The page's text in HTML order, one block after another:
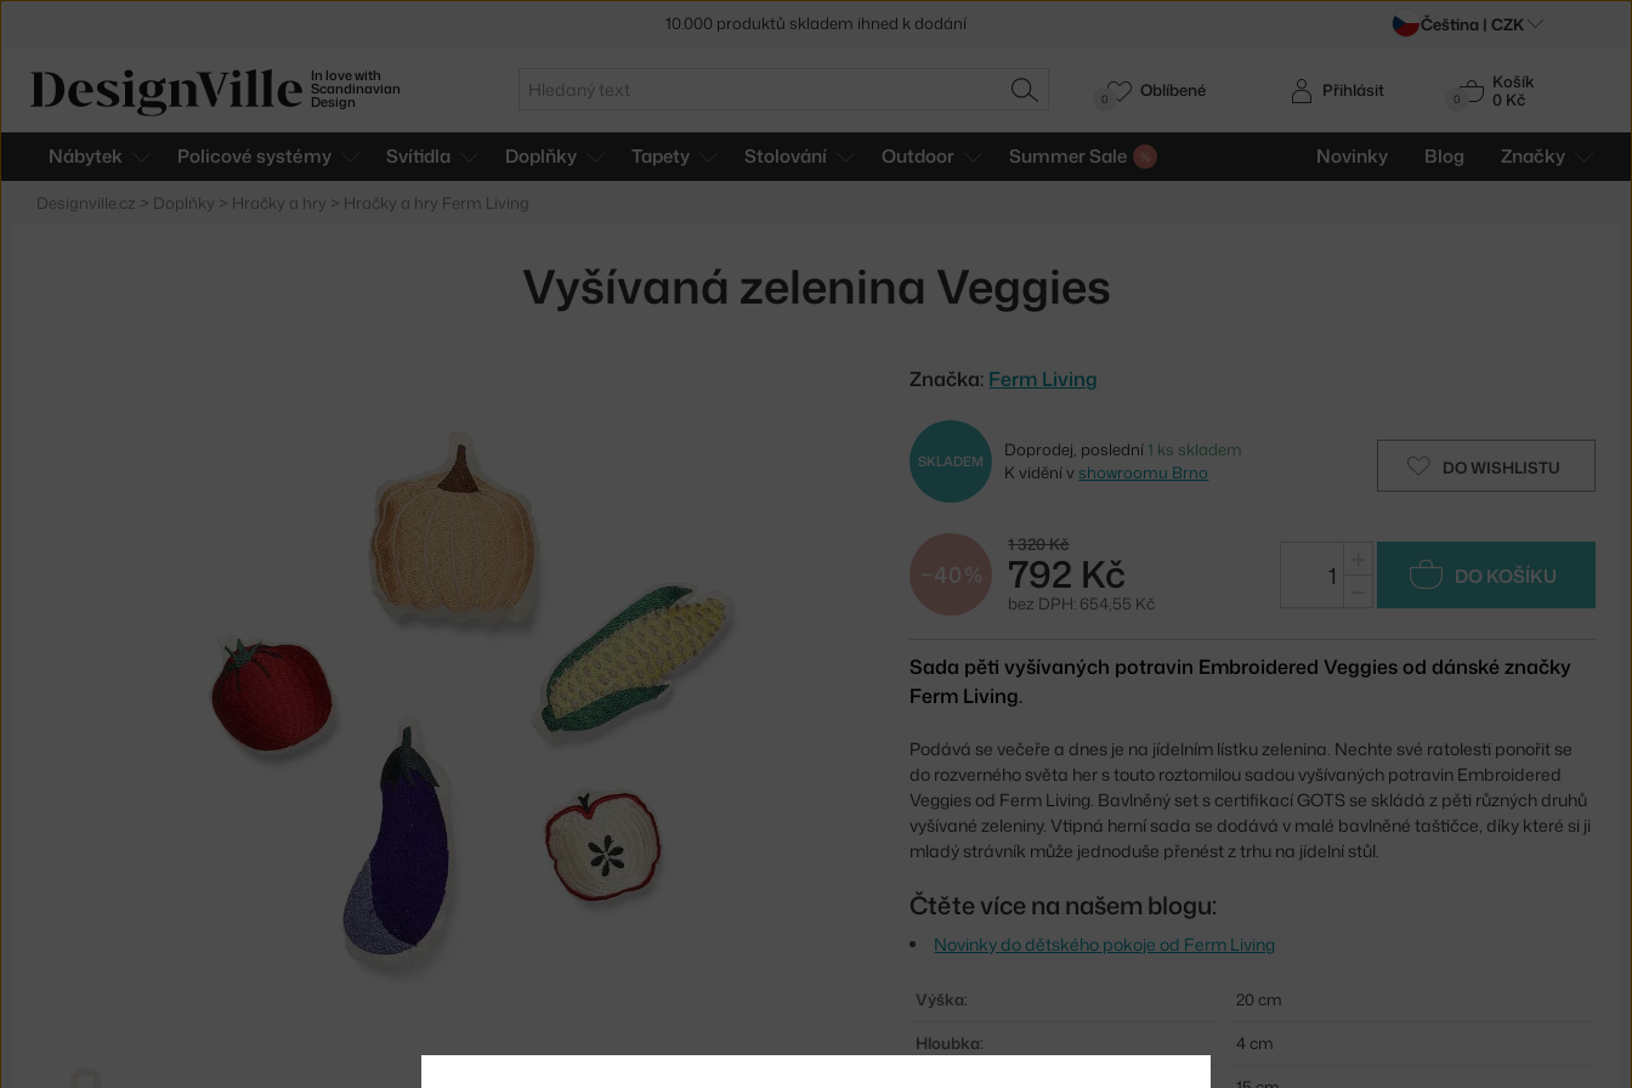
In love with
Scandinavian
Design
Hledat
HLEDAT 0
Košík
0 Kč
Nábytek Policové systémy Svítidla Doplňky Tapety Stolování Outdoor Summer Sale Novinky Blog Značky
Přihlásit
0 Oblíbené
Designville.cz > Doplňky > Hračky a hry > Hračky a hry Ferm Living
Vyšívaná zelenina Veggies
Značka: Ferm Living
DO WISHLISTU
SKLADEM
Doprodej, poslední1 ks skladem
K vidění vshowroomu Brno
−40 %
1 320 Kč
792 Kč
bez DPH: 654,55 Kč
DO KOŠÍKU
Sada pěti vyšívaných potravin Embroidered Veggies od dánské značky
Ferm Living.
Podává se večeře a dnes je na jídelním lístku zelenina. Nechte své ratolesti ponořit se
do rozverného světa her s touto roztomilou sadou vyšívaných potravin Embroidered
Veggies od Ferm Living. Bavlněný set s certifikací GOTS se skládá z pěti různých druhů
vyšívané zeleniny. Vtipná herní sada se dodává v malé bavlněné taštičce, díky které si ji
mladý strávník může jednoduše přenést z trhu na jídelní stůl.
Čtěte více na našem blogu:
Novinky do dětského pokoje od Ferm Living
Výška:
20 cm
Hloubka:
4 cm
10.000 produktů skladem ihned k dodání
Čeština | CZK